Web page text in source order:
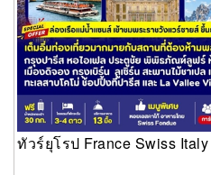
ทัวร์ยุโรป France Swiss